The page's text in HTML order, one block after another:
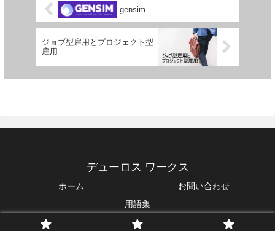
gensim
ジョブ型雇用とプロジェクト型
雇用
デューロス ワークス
ホーム
お問い合わせ
用語集
Copyright © 2022-2026 デューロス ワークス All Rights Reserved.